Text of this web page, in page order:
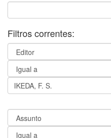
Filtros correntes: